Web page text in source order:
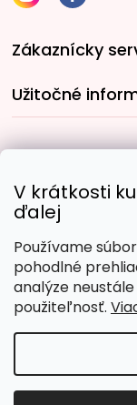
V krátkosti
ďalej
Používame
pohodlné
analýze
použiteľnosť.
Zákaznícky
Užitočné
Copyright